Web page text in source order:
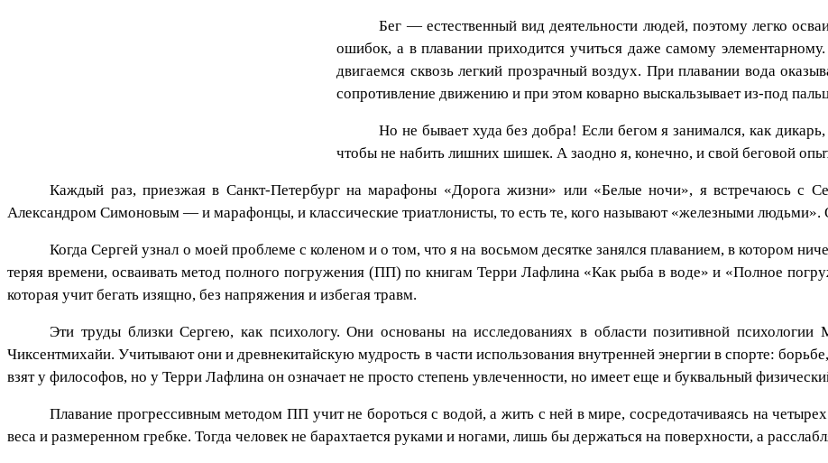
Бег — естественный вид деятельности людей, поэтому легко
ошибок, а в плавании приходится учиться даже самому
двигаемся сквозь легкий прозрачный воздух. При плавании вода
сопротивление движению и при этом коварно выскальзывает из-под
Но не бывает худа без добра! Если бегом я занимался, как
чтобы не набить лишних шишек. А заодно я, конечно, и свой беговой
Каждый раз, приезжая в Санкт-Петербург на марафоны «Дорога жизни» или «Белые ночи», я встречаюсь с
Александром Симоновым — и марафонцы, и классические триатлонисты, то есть те, кого называют «железными людьми».
Когда Сергей узнал о моей проблеме с коленом и о том, что я на восьмом десятке занялся плаванием, в котором
теряя времени, осваивать метод полного погружения (ПП) по книгам Терри Лафлина «Как рыба в воде» и «Полное
которая учит бегать изящно, без напряжения и избегая травм.
Эти труды близки Сергею, как психологу. Они основаны на исследованиях в области позитивной
Чиксентмихайи. Учитывают они и древнекитайскую мудрость в части использования внутренней энергии в спорте:
взят у философов, но у Терри Лафлина он означает не просто степень увлеченности, но имеет еще и буквальный
Плавание прогрессивным методом ПП учит не бороться с водой, а жить с ней в мире, сосредотачиваясь на
веса и размеренном гребке. Тогда человек не барахтается руками и ногами, лишь бы держаться на поверхности, а